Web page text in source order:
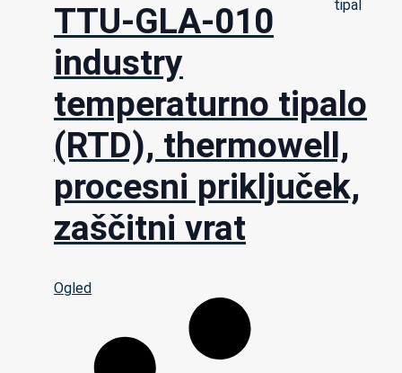
TTU-GLA-010
industry
temperaturno tipalo
(RTD), thermowell,
procesni priključek,
zaščitni vrat
Ogled